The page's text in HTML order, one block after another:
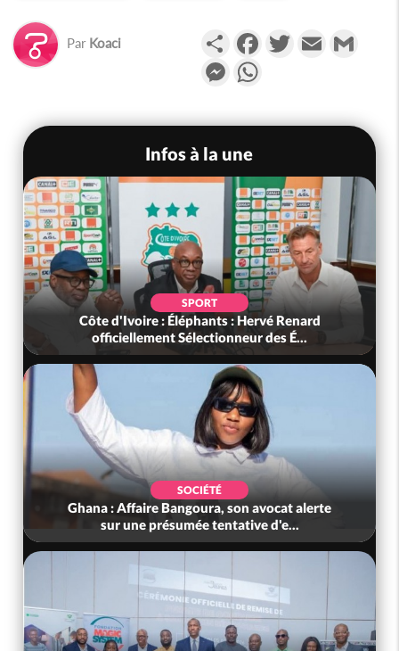
Par Koaci PartagerFacebookTwitterEmail
Messenger
Infos à la une
SPORT
Côte d'Ivoire : Éléphants : Hervé Renard
officiellement Sélectionneur des É...
SOCIÉTÉ
Ghana : Affaire Bangoura, son avocat alerte
sur une présumée tentative d'e...